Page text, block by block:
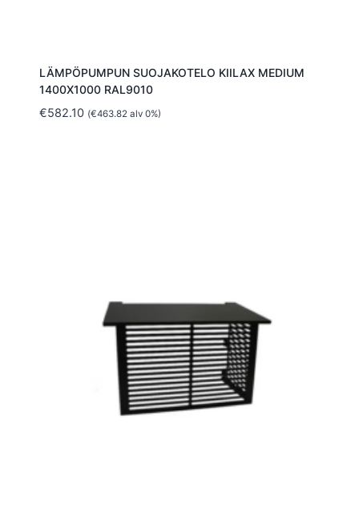
LÄMPÖPUMPUN SUOJAKOTELO KIILAX MEDIUM
1400X1000 RAL9010
€582.10 (€463.82alv 0%)